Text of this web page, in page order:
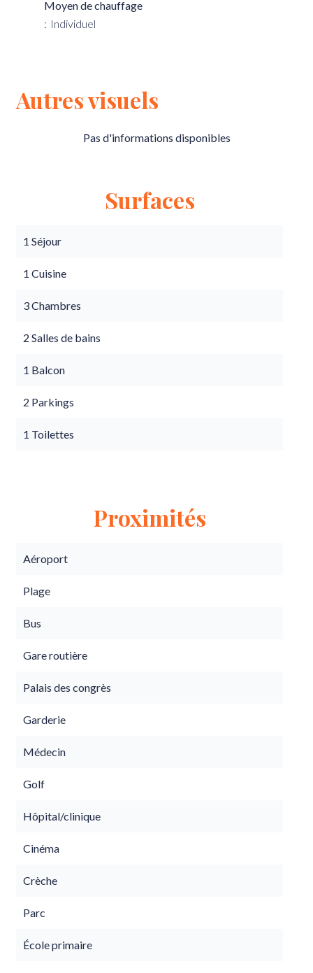
Moyen de chauffage
Individuel
Autres visuels
Pas d'informations disponibles
Surfaces
1 Séjour
1 Cuisine
3 Chambres
2 Salles de bains
1 Balcon
2 Parkings
1 Toilettes
Proximités
Aéroport
Plage
Bus
Gare routière
Palais des congrès
Garderie
Médecin
Golf
Hôpital/clinique
Cinéma
Crèche
Parc
École primaire